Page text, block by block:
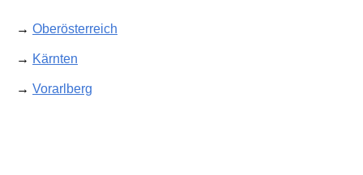
→ Oberösterreich
→ Kärnten
→ Vorarlberg